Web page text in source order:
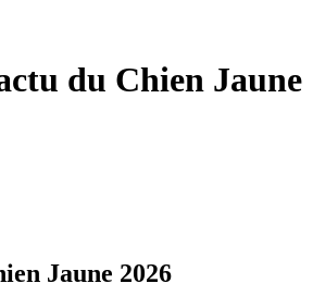
du Chien Jaune
Jaune 2026